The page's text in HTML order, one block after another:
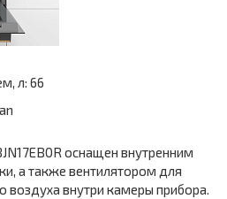
л: 66
оснащен внутренним
а также вентилятором для
воздуха внутри камеры прибора.